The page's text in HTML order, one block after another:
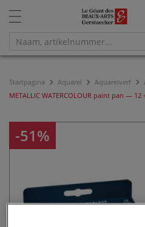
Startpagina Aquarel Aquarelverf
METALLIC WATERCOLOUR paint pan — 12
-51%